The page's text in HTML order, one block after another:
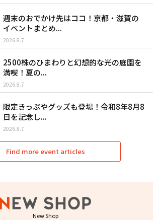
週末のおでかけ先はココ！京都・滋賀の
イベントまとめ...
2026.8.7
2500株のひまわりと幻想的な光の庭園を
満喫！夏の...
2026.8.7
限定きっぷやグッズも登場！令和8年8月8
日を記念し...
2026.8.7
Find more event articles
New Shop